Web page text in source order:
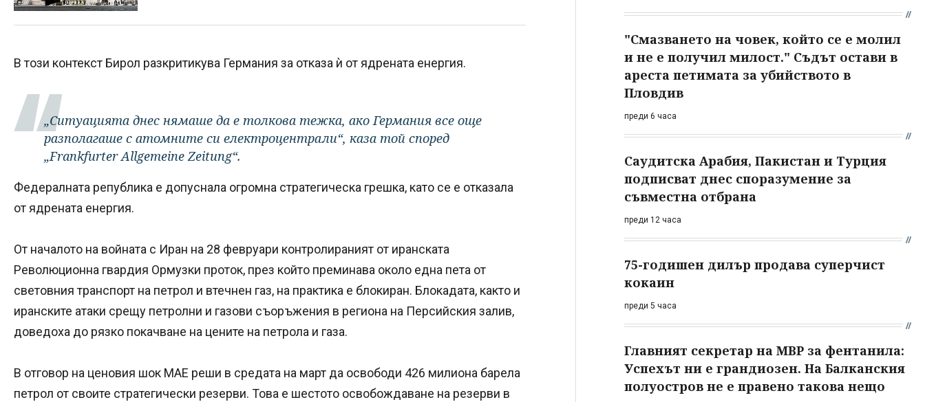
В този контекст Бирол разкритикува Германия за отказа ѝ от ядрената енергия.
„Ситуацията днес нямаше да е толкова тежка, ако Германия все още
разполагаше с атомните си електроцентрали“, каза той според
„Frankfurter Allgemeine Zeitung“.
Федералната република е допуснала огромна стратегическа грешка, като се е отказала
от ядрената енергия.
От началото на войната с Иран на 28 февруари контролираният от иранската
Революционна гвардия Ормузки проток, през който преминава около една пета от
световния транспорт на петрол и втечнен газ, на практика е блокиран. Блокадата, както и
иранските атаки срещу петролни и газови съоръжения в региона на Персийския залив,
доведоха до рязко покачване на цените на петрола и газа.
В отговор на ценовия шок МАЕ реши в средата на март да освободи 426 милиона барела
петрол от своите стратегически резерви. Това е шестото освобождаване на резерви в
"Смазването на човек, който се е молил
и не е получил милост." Съдът остави в
ареста петимата за убийството в
Пловдив
преди 6 часа
Саудитска Арабия, Пакистан и Турция
подписват днес споразумение за
съвместна отбрана
преди 12 часа
75-годишен дилър продава суперчист
кокаин
преди 5 часа
Главният секретар на МВР за фентанила:
Успехът ни е грандиозен. На Балканския
полуостров не е правено такова нещо